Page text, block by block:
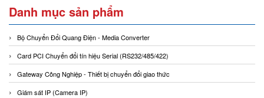
Danh mục sản phẩm
Bộ Chuyển Đổi Quang Điện - Media Converter
Card PCI Chuyển đổi tín hiệu Serial (RS232/485/422)
Gateway Công Nghiệp - Thiết bị chuyển đổi giao thức
Giám sát IP (Camera IP)